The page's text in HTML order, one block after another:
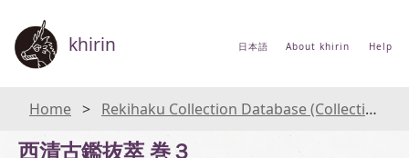
khirin 日本語 About khirin Help
Home Rekihaku Collection Database (Collections Database of the National Museum of Japanese History)
西清古鑑抜萃 巻３